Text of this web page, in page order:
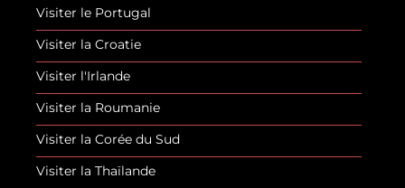
Visiter le Portugal
Visiter la Croatie
Visiter l'Irlande
Visiter la Roumanie
Visiter la Corée du Sud
Visiter la Thaïlande